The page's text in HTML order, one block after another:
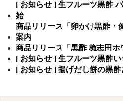
[ お知らせ ] 生フルーツ黒酢
始
商品リリース「卵かけ黒酢・
案内
商品リリース「黒酢 桷志田
[ お知らせ ] 生フルーツ黒酢
[ お知らせ ] 揚げだし餅の黒